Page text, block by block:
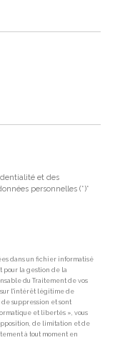
et des
personnelles (*)*
dans un fichier informatisé
pour la gestion de la
du Traitement de vos
sur l'intérêt légitime de
de suppression et sont
et libertés », vous
de limitation et de
à tout moment en